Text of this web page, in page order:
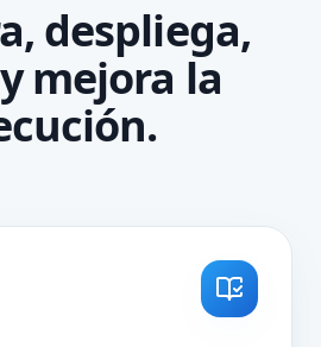
despliega,
mejora la